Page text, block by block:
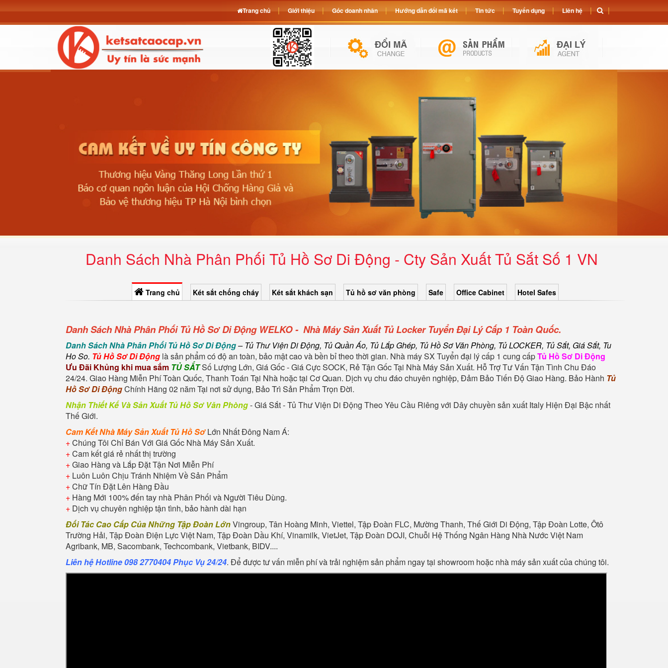
Danh Sách Nhà Phân Phối Tủ Hồ Sơ Di Động - Cty Sản Xuất Tủ Sắt Số 1 VN
Trang chủ Két sắt chống cháy Két sắt khách sạn Tủ hồ sơ văn phòng Safe Office Cabinet Hotel Safes
Danh Sách Nhà Phân Phối Tủ Hồ Sơ Di Động WELKO - Nhà Máy Sản Xuất Tủ Locker Tuyển Đại Lý Cấp 1 Toàn Quốc.
Danh Sách Nhà Phân Phối Tủ Hồ Sơ Di Động– Tủ Thư Viện Di Động, Tủ Quần Áo, Tủ Lắp Ghép, Tủ Hồ Sơ Văn Phòng, Tủ LOCKER, Tủ Sắt, Giá Sắt, Tu
Ho So. Tủ Hồ Sơ Di Động là sản phẩm có độ an toàn, bảo mật cao và bền bỉ theo thời gian. Nhà máy SX Tuyển đại lý cấp 1 cung cấpTủ Hồ Sơ Di Động
Ưu Đãi Khủng khi mua sắm TỦ SẮTSố Lượng Lớn, Giá Gốc - Giá Cực SOCK, Rẻ Tận Gốc Tại Nhà Máy Sản Xuất. Hỗ Trợ Tư Vấn Tận Tình Chu Đáo
24/24. Giao Hàng Miễn Phí Toàn Quốc, Thanh Toán Tại Nhà hoặc tại Cơ Quan. Dịch vụ chu đáo chuyên nghiệp, Đảm Bảo Tiến Độ Giao Hàng. Bảo Hành Tủ
Hồ Sơ Di ĐộngChính Hãng 02 năm Tại nơi sử dụng, Bảo Trì Sản Phẩm Trọn Đời.
Nhận Thiết Kế Và Sản Xuất Tủ Hồ Sơ Văn Phòng- Giá Sắt - Tủ Thư Viện Di Động Theo Yêu Cầu Riêng với Dây chuyền sản xuất Italy Hiện Đại Bậc nhất
Thế Giới.
Cam Kết Nhà Máy Sản Xuất Tủ Hồ SơLớn Nhất Đông Nam Á:
+Chúng Tôi Chỉ Bán Với Giá Gốc Nhà Máy Sản Xuất.
+Cam kết giá rẻ nhất thị trường
+Giao Hàng và Lắp Đặt Tận Nơi Miễn Phí
+ Luôn Luôn Chịu Tránh Nhiệm Về Sản Phẩm
+Chữ Tín Đặt Lên Hàng Đầu
+ Hàng Mới 100% đến tay nhà Phân Phối và Người Tiêu Dùng.
+ Dịch vụ chuyên nghiệp tận tình, bảo hành dài hạn
Đối Tác Cao Cấp Của Những Tập Đoàn LớnVingroup, Tân Hoàng Minh, Viettel, Tập Đoàn FLC, Mường Thanh, Thế Giới Di Động, Tập Đoàn Lotte, Ôtô
Trường Hải, Tập Đoàn Điện Lực Việt Nam, Tập Đoàn Dầu Khí, Vinamilk, VietJet, Tập Đoàn DOJI, Chuỗi Hệ Thống Ngân Hàng Nhà Nước Việt Nam
Agribank, MB, Sacombank, Techcombank, Vietbank, BIDV....
Liên hệ Hotline 098 2770404 Phục Vụ 24/24. Để được tư vấn miễn phí và trải nghiệm sản phẩm ngay tại showroom hoặc nhà máy sản xuất của chúng tôi.
Trang chủ Giới thiệu Góc doanh nhân Hướng dẫn đổi mã két Tin tức Tuyển dụng Liên hệ